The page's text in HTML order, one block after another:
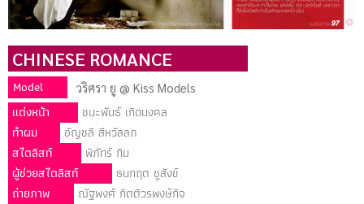
CHINESE ROMANCE
Model วริศรา ยู @ Kiss Models
แต่งหน้า
ชนะพันธ์ เกิดมงคล
ทําผม
อัญชลี สีหวัลลภ
สไตลิสท์
พิภัทร์ กิม
ผู้ช่วยสไตลิสท์
ธนกฤต ชูสังข์
ถ่ายภาพ
ณัฐพงศ์ กิตติวรพงษ์กิจ